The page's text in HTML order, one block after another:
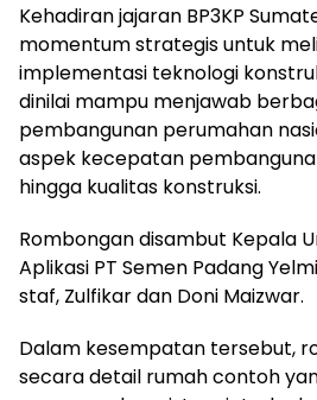
Kehadiran jajaran BP3KP
momentum strategis untuk
implementasi teknologi
dinilai mampu menjawab
pembangunan perumahan
aspek kecepatan
hingga kualitas konstruksi.
Rombongan disambut Kepala
Aplikasi PT Semen Padang
staf, Zulfikar dan Doni Maizwar.
Dalam kesempatan tersebut,
secara detail rumah contoh